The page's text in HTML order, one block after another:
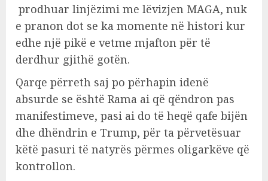
prodhuar linjëzimi me lëvizjen MAGA, nuk
e pranon dot se ka momente në histori kur
edhe një pikë e vetme mjafton për të
derdhur gjithë gotën.
Qarqe përreth saj po përhapin idenë
absurde se është Rama ai që qëndron pas
manifestimeve, pasi ai do të heqë qafe bijën
dhe dhëndrin e Trump, për ta përvetësuar
këtë pasuri të natyrës përmes oligarkëve që
kontrollon.